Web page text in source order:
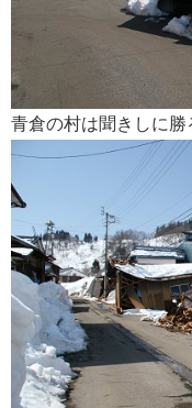
青倉の村は聞きしに勝